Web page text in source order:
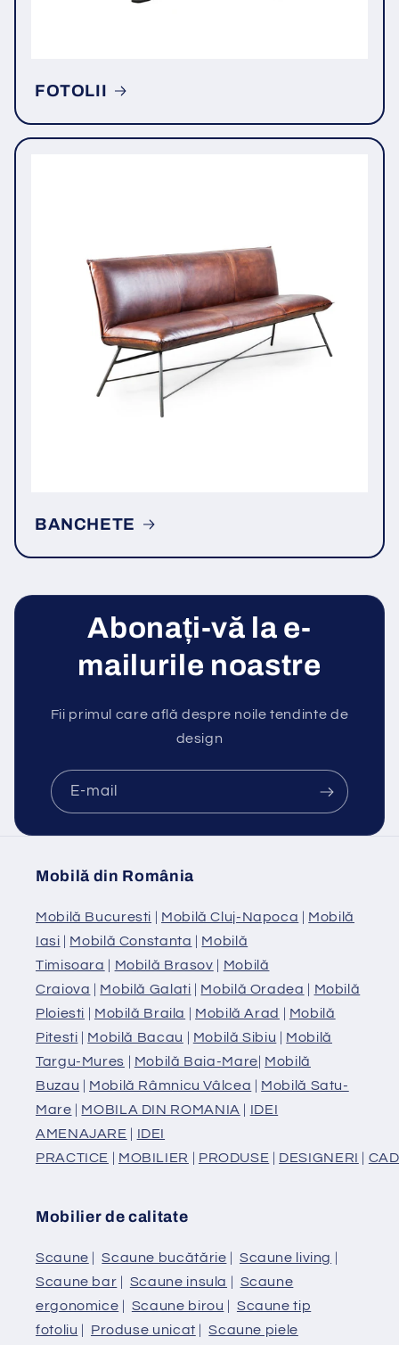
FOTOLII
BANCHETE
Abonați-vă la e-
mailurile noastre
Fii primul care află despre noile tendinte de
design
E-mail
Mobilă din România
Mobilă Bucuresti | Mobilă Cluj-Napoca | Mobilă
Iasi | Mobilă Constanta | Mobilă
Timisoara | Mobilă Brasov | Mobilă
Craiova | Mobilă Galati | Mobilă Oradea | Mobilă
Ploiesti | Mobilă Braila | Mobilă Arad | Mobilă
Pitesti | Mobilă Bacau | Mobilă Sibiu | Mobilă
Targu-Mures | Mobilă Baia-Mare| Mobilă
Buzau | Mobilă Râmnicu Vâlcea | Mobilă Satu-
Mare | MOBILA DIN ROMANIA | IDEI
AMENAJARE | IDEI
PRACTICE | MOBILIER | PRODUSE | DESIGNERI |
Mobilier de calitate
Scaune |Scaune bucătărie | Scaune living |
Scaune bar | Scaune insula | Scaune
ergonomice | Scaune birou | Scaune tip
fotoliu | Produse unicat |Scaune piele